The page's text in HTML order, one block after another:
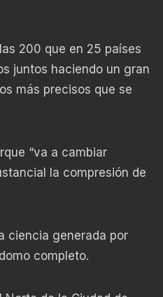
200 que en 25 países
juntos haciendo un gran
más precisos que se
“va a cambiar
la compresión de
ciencia generada por
completo.